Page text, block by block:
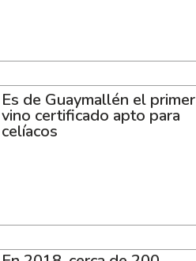
Es de Guaymallén el primer
vino certificado apto para
celíacos